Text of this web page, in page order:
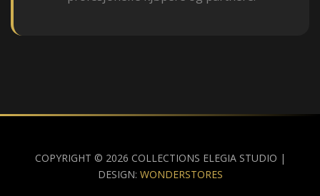
COPYRIGHT © 2026 COLLECTIONS ELEGIA STUDIO |
DESIGN: WONDERSTORES